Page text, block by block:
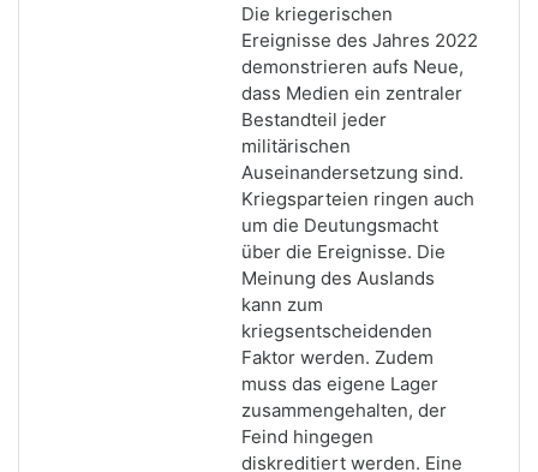
Die kriegerischen
Ereignisse des Jahres 2022
demonstrieren aufs Neue,
dass Medien ein zentraler
Bestandteil jeder
militärischen
Auseinandersetzung sind.
Kriegsparteien ringen auch
um die Deutungsmacht
über die Ereignisse. Die
Meinung des Auslands
kann zum
kriegsentscheidenden
Faktor werden. Zudem
muss das eigene Lager
zusammengehalten, der
Feind hingegen
diskreditiert werden. Eine